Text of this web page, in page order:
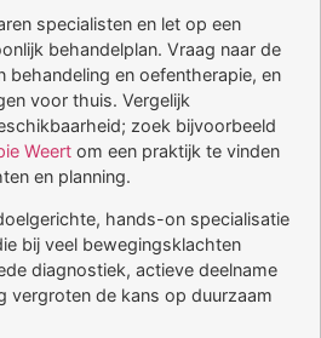
specialisten en let op een
behandelplan. Vraag naar de
en oefentherapie, en
voor thuis. Vergelijk
zoek bijvoorbeeld
Weert om een praktijk te vinden
en planning.
hands-on specialisatie
bij veel bewegingsklachten
diagnostiek, actieve deelname
vergroten de kans op duurzaam